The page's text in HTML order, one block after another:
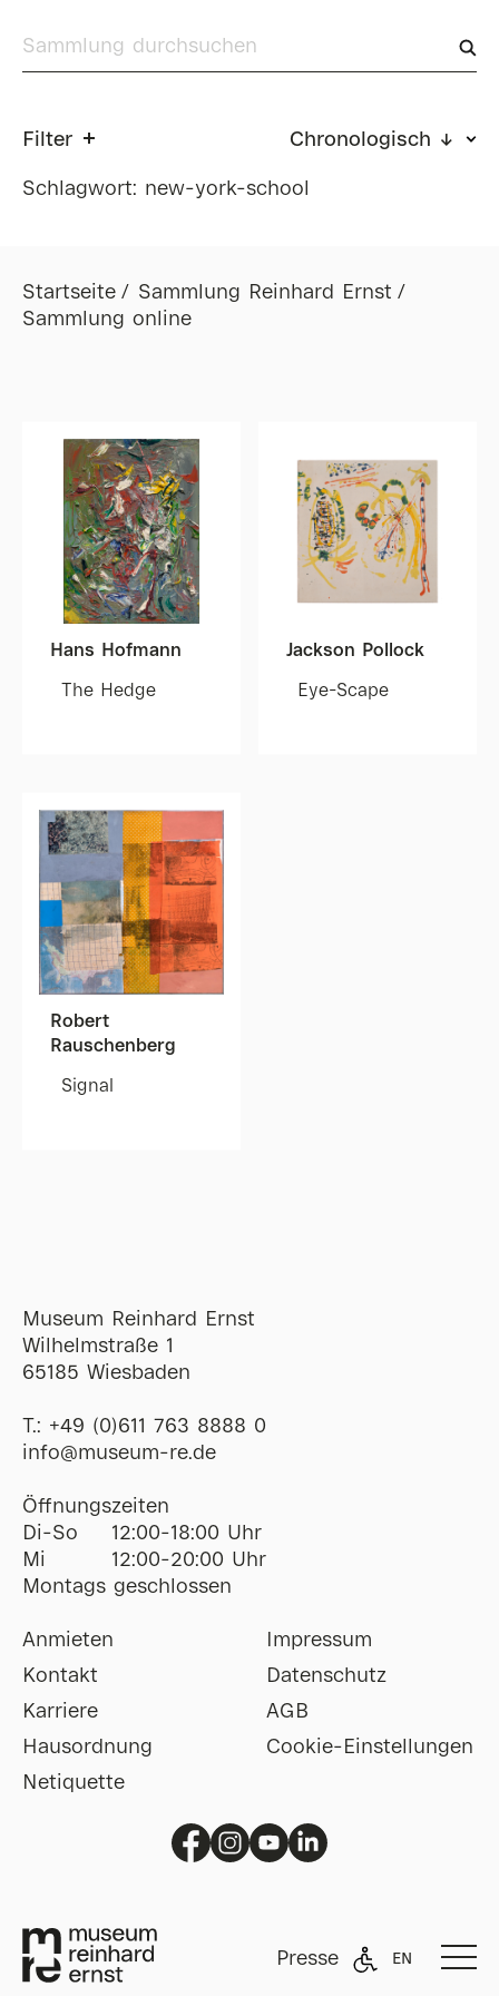
Presse EN
Filter Chronologisch ↓
Schlagwort: new-york-school
Startseite
Sammlung Reinhard Ernst
Sammlung online
Hans Hofmann
The Hedge
Jackson Pollock
Eye-Scape
Robert
Rauschenberg
Signal
Museum Reinhard Ernst
Wilhelmstraße 1
65185 Wiesbaden
T.: +49 (0)611 763 8888 0
ofni@museum-re de
Öffnungszeiten
Di-So
12:00-18:00 Uhr
Mi
12:00-20:00 Uhr
Montags geschlossen
Anmieten
Kontakt
Karriere
Hausordnung
Netiquette
Impressum
Datenschutz
AGB
Cookie-Einstellungen